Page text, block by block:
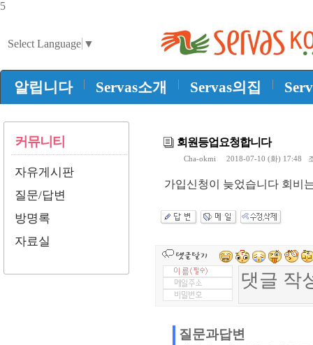
5
Select Language ▼
알립니다 | Servas소개 | Servas의집 |
커뮤니티
자유게시판
질문/답변
방명록
자료실
회원등업요청합니다
Cha-okmi 2018-07-10 (화) 17:48
가입신청이 늦었습니다 회비
질문과답변